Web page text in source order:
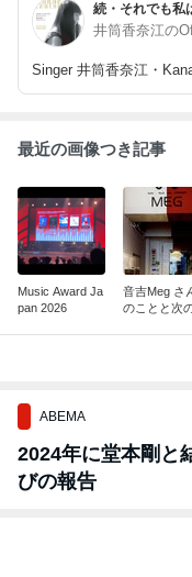
続・それでも私
井筒香奈江の
Singer 井筒香奈江・
最近の画像つき記事
Music Award Ja
pan 2026
音吉Meg さ
のことと次の
ABEMA
2024年に堂本剛と
びの報告